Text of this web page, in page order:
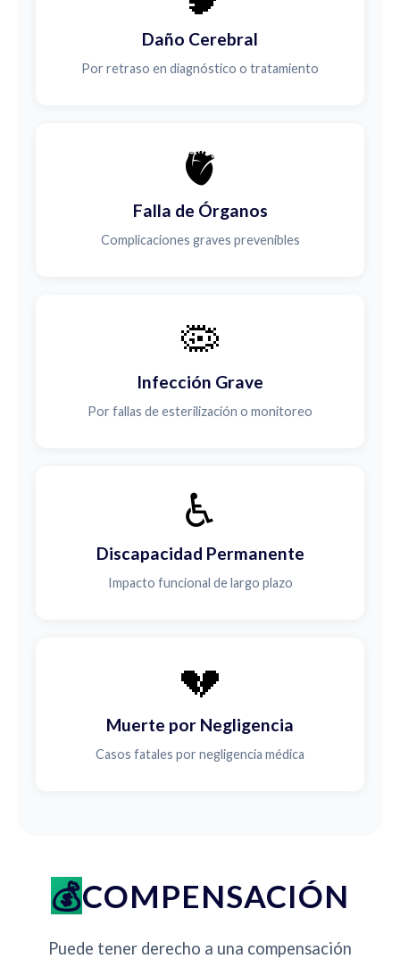
Daño Cerebral
Por retraso en diagnóstico o tratamiento
🫀
Falla de Órganos
Complicaciones graves prevenibles
🦠
Infección Grave
Por fallas de esterilización o monitoreo
♿
Discapacidad Permanente
Impacto funcional de largo plazo
💔
Muerte por Negligencia
Casos fatales por negligencia médica
COMPENSACIÓN
Puede tener derecho a una compensación